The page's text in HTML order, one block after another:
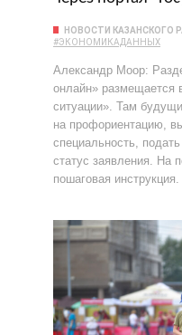
НОВОСТИ КАЗАНСКОГО
#ЭКОНОМИКАДАННЫХ
Александр Моор:
онлайн» размещается
ситуации». Там
на профориентацию,
специальность,
статус заявления. На
пошаговая инструкция.